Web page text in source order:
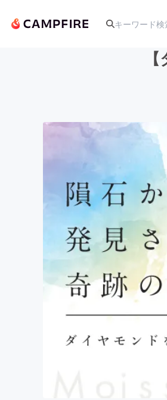
アート・写真
テクノロジ
ビジネス・起
まちづくり